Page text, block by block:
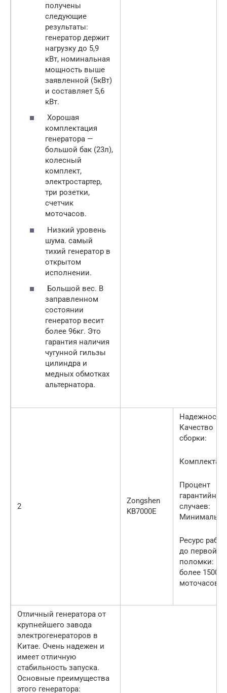
получены
следующие
результаты:
генератор держит
нагрузку до 5,9
кВт, номинальная
мощность выше
заявленной (5кВт)
и составляет 5,6
кВт.
Хорошая
комплектация
генератора —
большой бак (23л),
колесный
комплект,
электростартер,
три розетки,
счетчик
моточасов.
Низкий уровень
шума. самый
тихий генератор в
открытом
исполнении.
Большой вес. В
заправленном
состоянии
генератор весит
более 96кг. Это
гарантия наличия
чугунной гильзы
цилиндра и
медных обмотках
альтернатора.
2
Zongshen
KB7000E
Надежность:
Качество
сборки:
Процент
гарантийных
случаев:
Ресурс
до первой
поломки:
более 1500
моточасов.
Отличный генератора от
крупнейшего завода
электрогенераторов в
Китае. Очень надежен и
имеет отличную
стабильность запуска.
Основные преимущества
этого генератора: